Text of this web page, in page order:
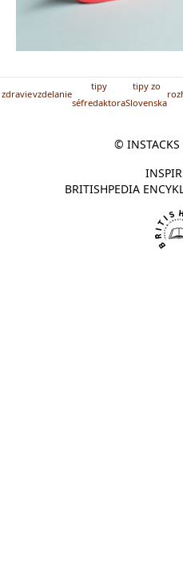
zdravievzdelanie
tipy
séfredaktora
tipy zo
Slovenska
©
BRITISHPEDIA